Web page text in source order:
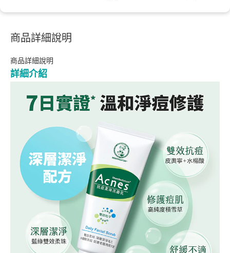
商品詳細說明
商品詳細說明
詳細介紹